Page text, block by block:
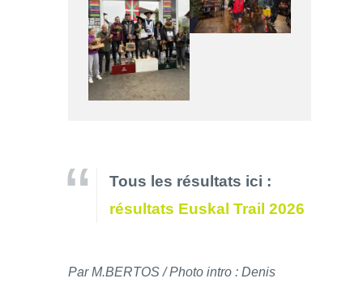
Tous les résultats ici :
résultats Euskal Trail 2026
Par M.BERTOS / Photo intro : Denis